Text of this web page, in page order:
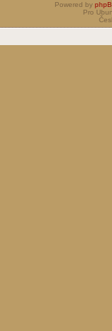
Powered by
Pro